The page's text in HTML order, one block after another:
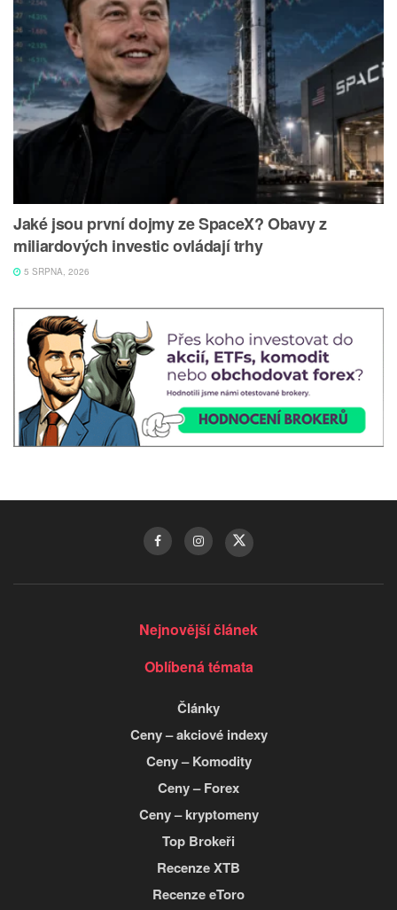
Jaké jsou první dojmy ze SpaceX? Obavy z
miliardových investic ovládají trhy
5 SRPNA, 2026
Nejnovější článek
Oblíbená témata
Články
Ceny – akciové indexy
Ceny – Komodity
Ceny – Forex
Ceny – kryptomeny
Top Brokeři
Recenze XTB
Recenze eToro